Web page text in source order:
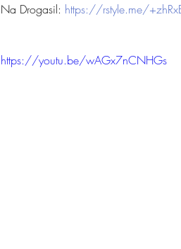
Na Drogasil: https://rstyle.me/
https://youtu.be/wAGx7nCNHGs